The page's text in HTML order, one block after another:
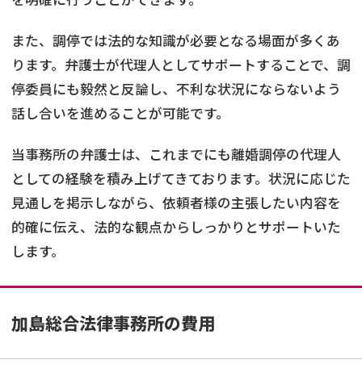
また、調停では法的な知識が必要となる場面が多くあ
ります。弁護士が代理人としてサポートすることで、調
停委員にも毅然と反論し、不利な状況にならないよう
話し合いを進めることが可能です。
当事務所の弁護士は、これまでにも離婚調停の代理人
としての経験を積み上げてきております。状況に応じた
見通しを掲示しながら、依頼者様の主張したい内容を
的確に伝え、法的な観点からしっかりとサポートいた
します。
加島総合法律事務所の費用